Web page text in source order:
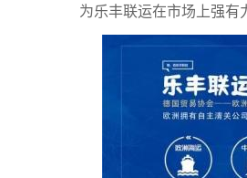
为乐丰联运在市场上强有